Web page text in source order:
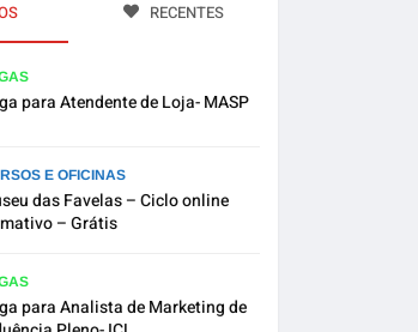
RECENTES
para Atendente de Loja- MASP
E OFICINAS
das Favelas – Ciclo online
– Grátis
para Analista de Marketing de